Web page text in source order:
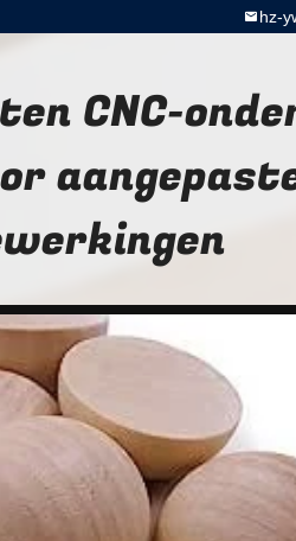
hz-
CNC-